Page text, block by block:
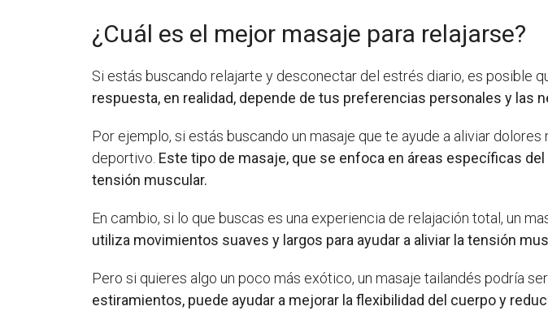
¿Cuál es el mejor masaje para relajarse?
Si estás buscando relajarte y desconectar del estrés diario, es posible
respuesta, en realidad, depende de tus preferencias personales y las
Por ejemplo, si estás buscando un masaje que te ayude a aliviar
deportivo. Este tipo de masaje, que se enfoca en áreas específicas
tensión muscular.
En cambio, si lo que buscas es una experiencia de relajación total, un
utiliza movimientos suaves y largos para ayudar a aliviar la tensión
Pero si quieres algo un poco más exótico, un masaje tailandés podría
estiramientos, puede ayudar a mejorar la flexibilidad del cuerpo y